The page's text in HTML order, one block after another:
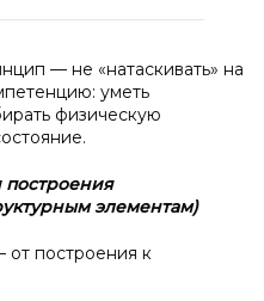
— не «натаскивать» на
уметь
физическую
построения
элементам)
от построения к